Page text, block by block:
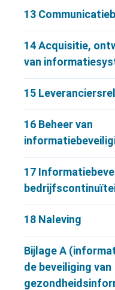
13
14Acquisitie,
van
15
16 Beheer van
17
18 Naleving
Bijlage A
de beveiliging van